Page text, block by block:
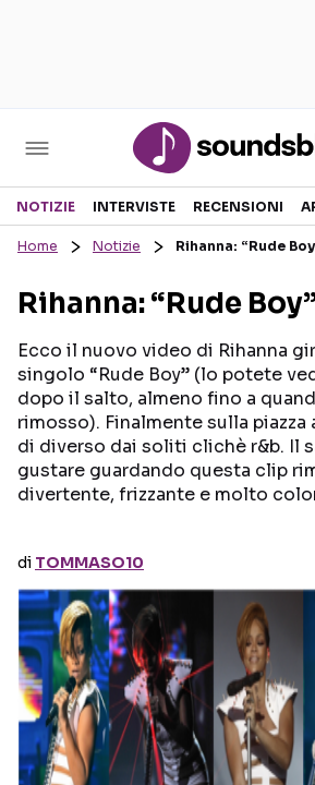
Sezioni
RECENSIONI MUSICALI
INTERVISTE
GOSSIP E CURIOSITÀ
TESTI
TOUR
NOTIZIE INTERVISTE RECENSIONI
Home Notizie Rihanna: “Rude
Rihanna: “Rude
Ecco il nuovo video di Rihanna
singolo “Rude Boy” (lo potete
dopo il salto, almeno fino a
rimosso). Finalmente sulla piazza
di diverso dai soliti clichè r&b. Il
gustare guardando questa clip
divertente, frizzante e molto
di TOMMASO10